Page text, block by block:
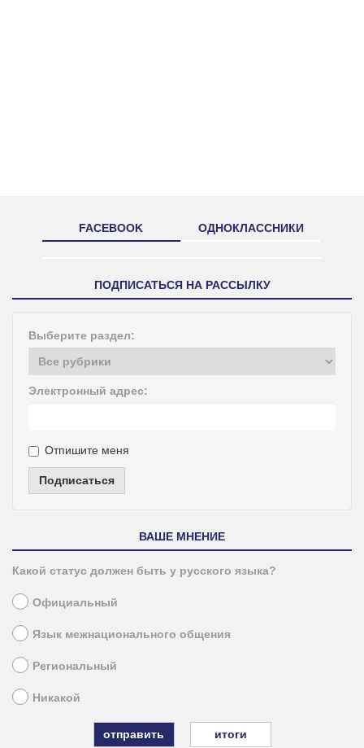
FACEBOOK ОДНОКЛАССНИКИ
ПОДПИСАТЬСЯ НА РАССЫЛКУ
Выберите раздел:
Электронный адрес:
Отпишите меня
Подписаться
ВАШЕ МНЕНИЕ
Какой статус должен быть у русского языка?
Официальный
Язык межнационального общения
Региональный
Никакой
итоги